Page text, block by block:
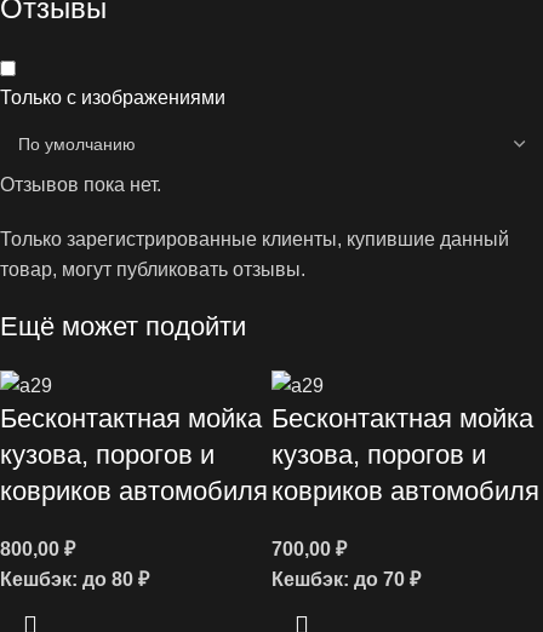
Отзывы
Только с изображениями
Отзывов пока нет.
Только зарегистрированные клиенты, купившие данный
товар, могут публиковать отзывы.
Ещё может подойти
Бесконтактная мойка
кузова, порогов и
ковриков автомобиля
800,00 ₽
Кешбэк: до 80 ₽
Бесконтактная мойка
кузова, порогов и
ковриков автомобиля
700,00 ₽
Кешбэк: до 70 ₽